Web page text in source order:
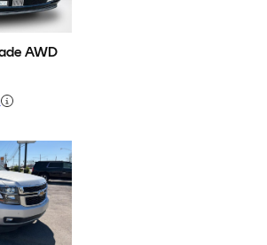
AWD